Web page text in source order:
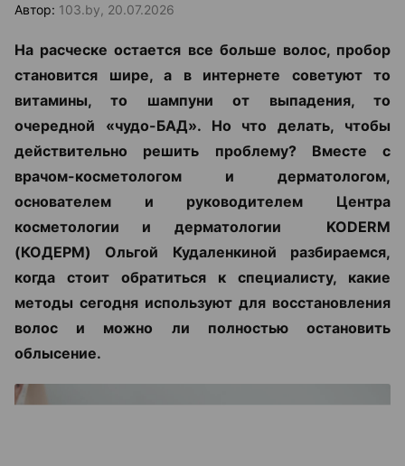
Автор: 103.by, 20.07.2026
На расческе остается все больше волос, пробор
становится шире, а в интернете советуют то
витамины, то шампуни от выпадения, то
очередной «чудо-БАД». Но что делать, чтобы
действительно решить проблему? Вместе с
врачом-косметологом и дерматологом,
основателем и руководителем Центра
косметологии и дерматологии KODERM
(КОДЕРМ) Ольгой Кудаленкиной разбираемся,
когда стоит обратиться к специалисту, какие
методы сегодня используют для восстановления
волос и можно ли полностью остановить
облысение.